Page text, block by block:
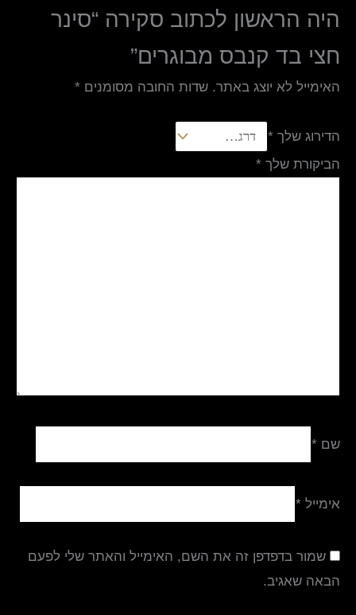
היה הראשון לכתוב סקירה “סינר
חצי בד קנבס מבוגרים”
האימייל לא יוצג באתר. שדות החובה מסומנים *
הדירוג שלך *
הביקורת שלך *
שם *
אימייל *
שמור בדפדפן זה את השם, האימייל והאתר שלי לפעם
הבאה שאגיב.